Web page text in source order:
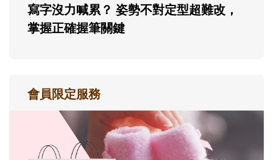
寫字沒力喊累？ 姿勢不對定型超難改，
掌握正確握筆關鍵
會員限定服務